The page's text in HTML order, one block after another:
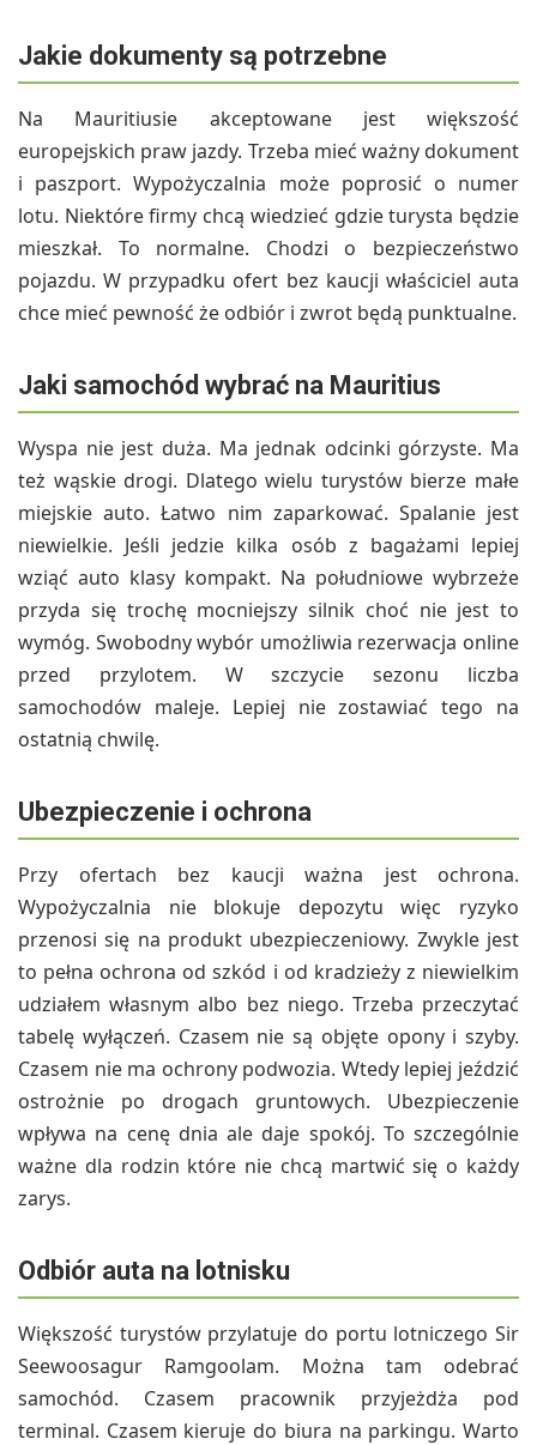
Jakie dokumenty są potrzebne
Na Mauritiusie akceptowane jest większość
europejskich praw jazdy. Trzeba mieć ważny dokument
i paszport. Wypożyczalnia może poprosić o numer
lotu. Niektóre firmy chcą wiedzieć gdzie turysta będzie
mieszkał. To normalne. Chodzi o bezpieczeństwo
pojazdu. W przypadku ofert bez kaucji właściciel auta
chce mieć pewność że odbiór i zwrot będą punktualne.
Jaki samochód wybrać na Mauritius
Wyspa nie jest duża. Ma jednak odcinki górzyste. Ma
też wąskie drogi. Dlatego wielu turystów bierze małe
miejskie auto. Łatwo nim zaparkować. Spalanie jest
niewielkie. Jeśli jedzie kilka osób z bagażami lepiej
wziąć auto klasy kompakt. Na południowe wybrzeże
przyda się trochę mocniejszy silnik choć nie jest to
wymóg. Swobodny wybór umożliwia rezerwacja online
przed przylotem. W szczycie sezonu liczba
samochodów maleje. Lepiej nie zostawiać tego na
ostatnią chwilę.
Ubezpieczenie i ochrona
Przy ofertach bez kaucji ważna jest ochrona.
Wypożyczalnia nie blokuje depozytu więc ryzyko
przenosi się na produkt ubezpieczeniowy. Zwykle jest
to pełna ochrona od szkód i od kradzieży z niewielkim
udziałem własnym albo bez niego. Trzeba przeczytać
tabelę wyłączeń. Czasem nie są objęte opony i szyby.
Czasem nie ma ochrony podwozia. Wtedy lepiej jeździć
ostrożnie po drogach gruntowych. Ubezpieczenie
wpływa na cenę dnia ale daje spokój. To szczególnie
ważne dla rodzin które nie chcą martwić się o każdy
zarys.
Odbiór auta na lotnisku
Większość turystów przylatuje do portu lotniczego Sir
Seewoosagur Ramgoolam. Można tam odebrać
samochód. Czasem pracownik przyjeżdża pod
terminal. Czasem kieruje do biura na parkingu. Warto